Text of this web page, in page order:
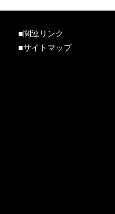
■関連リンク
■サイトマップ